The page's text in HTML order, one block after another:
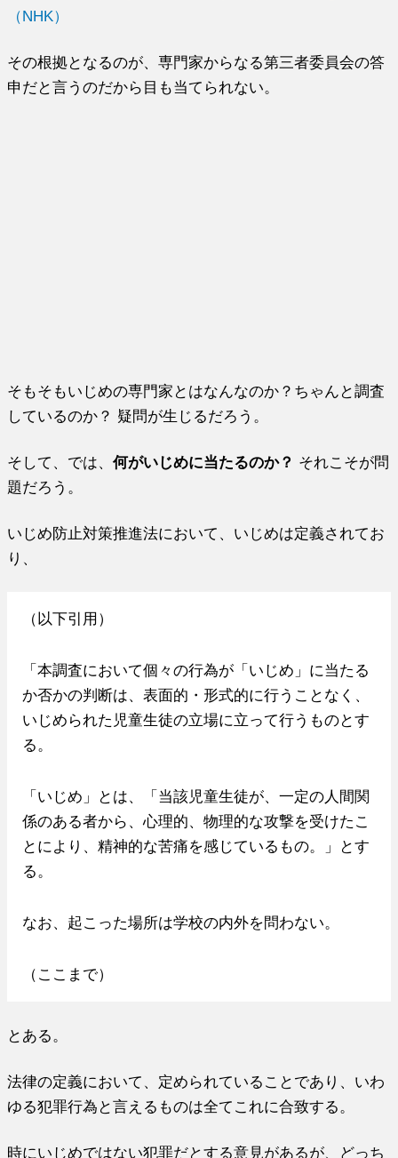
（NHK）
その根拠となるのが、専門家からなる第三者委員会の答
申だと言うのだから目も当てられない。
そもそもいじめの専門家とはなんなのか？ちゃんと調査
しているのか？ 疑問が生じるだろう。
そして、では、何がいじめに当たるのか？ それこそが問
題だろう。
いじめ防止対策推進法において、いじめは定義されてお
り、
（以下引用）
「本調査において個々の行為が「いじめ」に当たる
か否かの判断は、表面的・形式的に行うことなく、
いじめられた児童生徒の立場に立って行うものとす
る。
「いじめ」とは、「当該児童生徒が、一定の人間関
係のある者から、心理的、物理的な攻撃を受けたこ
とにより、精神的な苦痛を感じているもの。」とす
る。
なお、起こった場所は学校の内外を問わない。
（ここまで）
とある。
法律の定義において、定められていることであり、いわ
ゆる犯罪行為と言えるものは全てこれに合致する。
時にいじめではない犯罪だとする意見があるが、どっち